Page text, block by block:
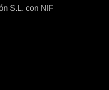
S.L. con NIF